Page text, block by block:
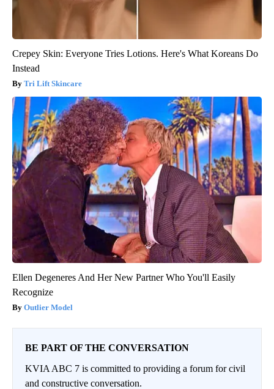
Crepey Skin: Everyone Tries Lotions. Here's What Koreans Do
Instead
Tri Lift Skincare
Ellen Degeneres And Her New Partner Who You'll Easily
Recognize
Outlier Model
BE PART OF THE CONVERSATION
KVIA ABC 7 is committed to providing a forum for civil
and constructive conversation.